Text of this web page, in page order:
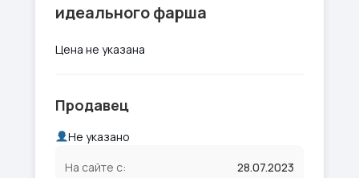
идеального фарша
Цена не указана
Продавец
Не указано
На сайте с:
28.07.2023